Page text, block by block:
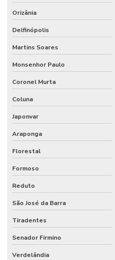
Orizânia
Delfinópolis
Martins Soares
Monsenhor Paulo
Coronel Murta
Coluna
Japonvar
Araponga
Florestal
Formoso
Reduto
São José da Barra
Tiradentes
Senador Firmino
Verdelândia